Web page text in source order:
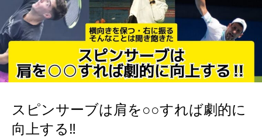
スピンサーブは肩を○○すれば劇的に
向上する‼